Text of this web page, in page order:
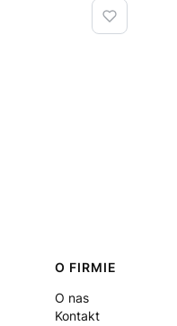
O FIRMIE
O nas
Kontakt